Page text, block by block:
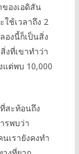
องเอดิสัน
ช้เวลาถึง 2
องนี้ก็เป็นสิ่ง
งที่เขาทำว่า
แต่พบ 10,000
สะท้อนถึง
รพบว่า
เรายังคงทำ